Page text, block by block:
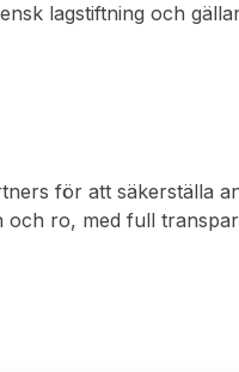
lagstiftning och
för att säkerställa
och ro, med full